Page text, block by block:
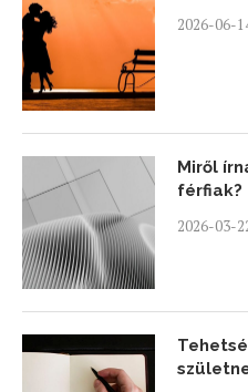
2026-06-
Miről
férfiak?
2026-03-